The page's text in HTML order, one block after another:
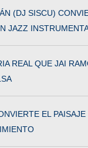
(DJ SISCU)
JAZZ
REAL QUE JAI
EL PAISAJE